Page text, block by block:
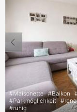
#Maisonette #Balkon
#Parkmöglichkeit #
#ruhig